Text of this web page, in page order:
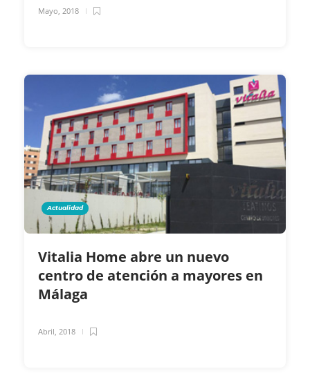
Mayo, 2018
Actualidad
Vitalia Home abre un nuevo
centro de atención a mayores en
Málaga
Abril, 2018